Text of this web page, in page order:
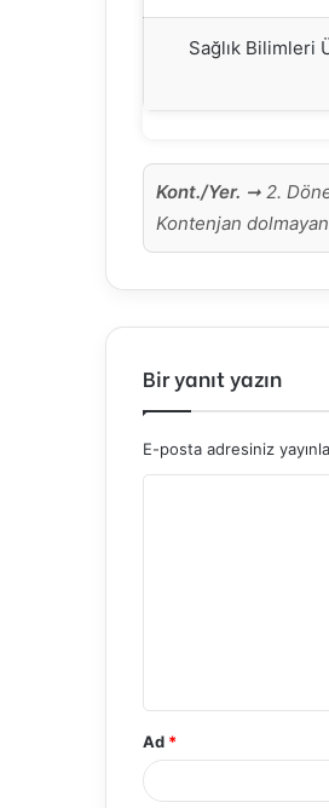
Sağlık Bilimleri
Kont./Yer. ➞ 2.
Kontenjan
Bir yanıt yazın
E-posta adresiniz
Ad *